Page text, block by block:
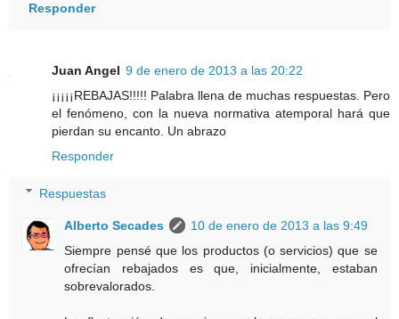
Responder
Juan Angel 9 de enero de 2013 a las 20:22
¡¡¡¡¡REBAJAS!!!!! Palabra llena de muchas respuestas. Pero
el fenómeno, con la nueva normativa atemporal hará que
pierdan su encanto. Un abrazo
Responder
Respuestas
Alberto Secades
10 de enero de 2013 a las 9:49
Siempre pensé que los productos (o servicios) que se
ofrecían rebajados es que, inicialmente, estaban
sobrevalorados.